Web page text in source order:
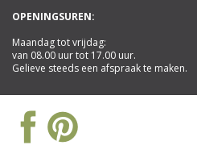
OPENINGSUREN:
Maandag tot vrijdag:
van 08.00 uur tot 17.00 uur.
Gelieve steeds een afspraak te maken.